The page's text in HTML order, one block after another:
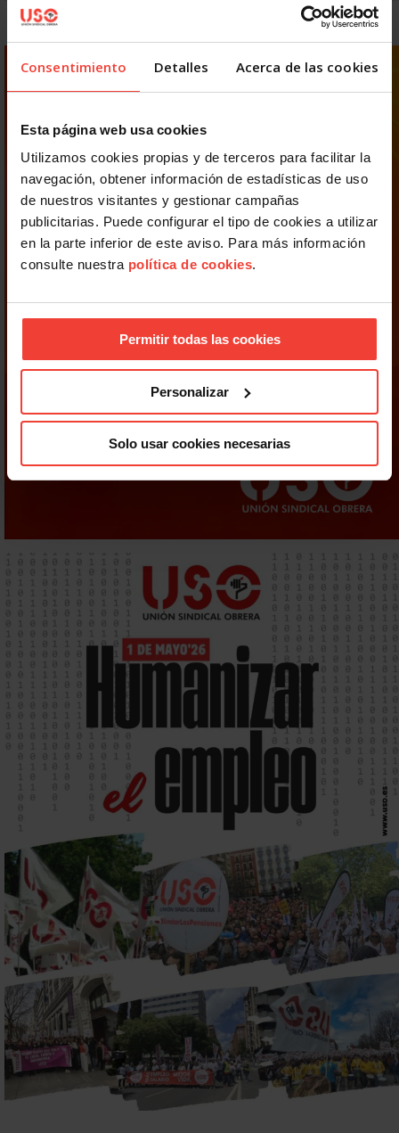
Consentimiento Detalles Acerca de las cookies
Esta página web usa cookies
Utilizamos cookies propias y de terceros para facilitar la
navegación, obtener información de estadísticas de uso
de nuestros visitantes y gestionar campañas
publicitarias. Puede configurar el tipo de cookies a utilizar
en la parte inferior de este aviso. Para más información
consulte nuestra política de cookies.
Permitir todas las cookies
Personalizar
Solo usar cookies necesarias